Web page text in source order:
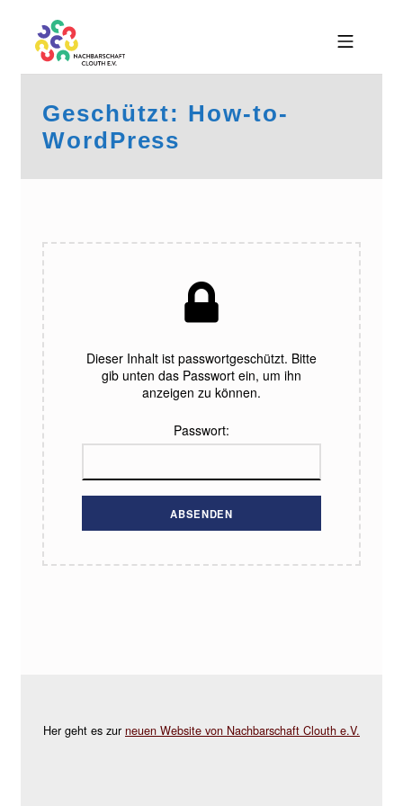
Skip to main navigation
Skip to main content
Skip to footer
NACHBARSCHAFT CLOUTH
MOBILE MENU
Geschützt: How-to-
WordPress
Dieser Inhalt ist passwortgeschützt. Bitte
gib unten das Passwort ein, um ihn
anzeigen zu können.
Passwort:
Her geht es zur neuen Website von Nachbarschaft Clouth e.V.